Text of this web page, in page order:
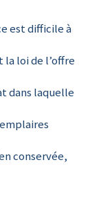
est difficile à
loi de l’offre
dans laquelle
conservée,